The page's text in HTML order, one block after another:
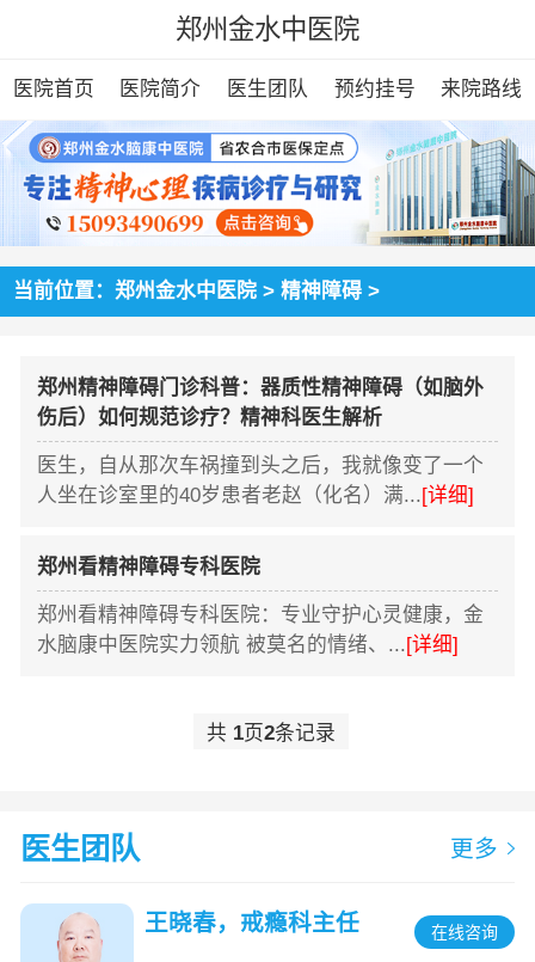
郑州金水中医院
医院首页 医院简介 医生团队 预约挂号 来院路线
当前位置：郑州金水中医院 >精神障碍 >
郑州精神障碍门诊科普：器质性精神障碍（如脑外
伤后）如何规范诊疗？精神科医生解析
医生，自从那次车祸撞到头之后，我就像变了一个
人坐在诊室里的40岁患者老赵（化名）满...[详细]
郑州看精神障碍专科医院
郑州看精神障碍专科医院：专业守护心灵健康，金
水脑康中医院实力领航 被莫名的情绪、...[详细]
共 1页2条记录
医生团队 更多
王晓春，戒瘾科主任 在线咨询